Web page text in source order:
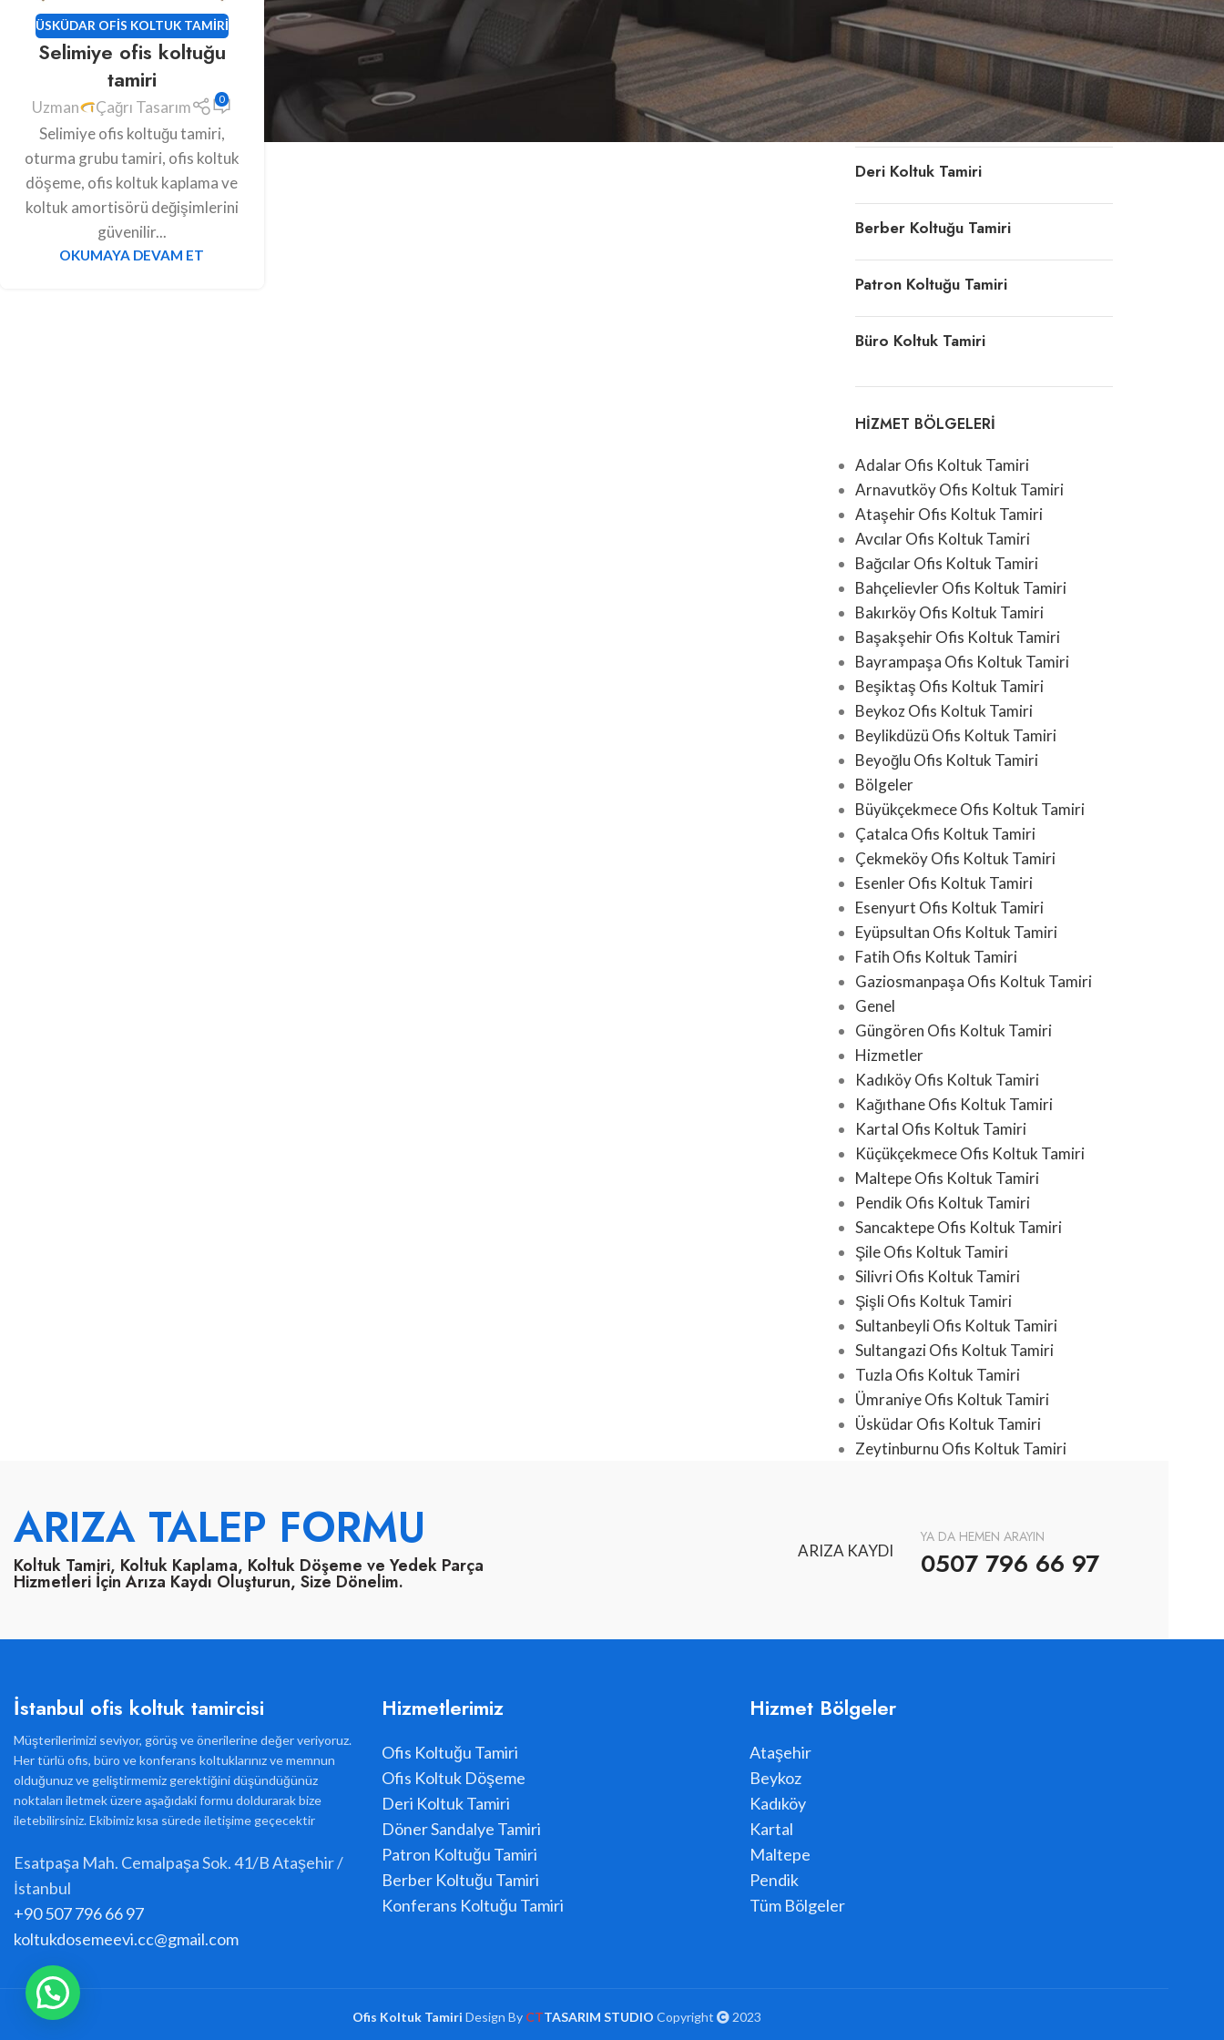
ÜSKÜDAR OFIS KOLTUK TAMIRI
Selimiye ofis koltuğu
tamiri
Uzman Çağrı Tasarım 0
Selimiye ofis koltuğu tamiri,
oturma grubu tamiri, ofis koltuk
döşeme, ofis koltuk kaplama ve
koltuk amortisörü değişimlerini
güvenilir...
OKUMAYA DEVAM ET
Döner Sandalye Tamiri
Ofis Koltuk Döşeme
Deri Koltuk Tamiri
Berber Koltuğu Tamiri
Patron Koltuğu Tamiri
Büro Koltuk Tamiri
HIZMET BÖLGELERI
Adalar Ofis Koltuk Tamiri
Arnavutköy Ofis Koltuk Tamiri
Ataşehir Ofis Koltuk Tamiri
Avcılar Ofis Koltuk Tamiri
Bağcılar Ofis Koltuk Tamiri
Bahçelievler Ofis Koltuk Tamiri
Bakırköy Ofis Koltuk Tamiri
Başakşehir Ofis Koltuk Tamiri
Bayrampaşa Ofis Koltuk Tamiri
Beşiktaş Ofis Koltuk Tamiri
Beykoz Ofis Koltuk Tamiri
Beylikdüzü Ofis Koltuk Tamiri
Beyoğlu Ofis Koltuk Tamiri
Bölgeler
Büyükçekmece Ofis Koltuk Tamiri
Çatalca Ofis Koltuk Tamiri
Çekmeköy Ofis Koltuk Tamiri
Esenler Ofis Koltuk Tamiri
Esenyurt Ofis Koltuk Tamiri
Eyüpsultan Ofis Koltuk Tamiri
Fatih Ofis Koltuk Tamiri
Gaziosmanpaşa Ofis Koltuk Tamiri
Genel
Güngören Ofis Koltuk Tamiri
Hizmetler
Kadıköy Ofis Koltuk Tamiri
Kağıthane Ofis Koltuk Tamiri
Kartal Ofis Koltuk Tamiri
Küçükçekmece Ofis Koltuk Tamiri
Maltepe Ofis Koltuk Tamiri
Pendik Ofis Koltuk Tamiri
Sancaktepe Ofis Koltuk Tamiri
Şile Ofis Koltuk Tamiri
Silivri Ofis Koltuk Tamiri
Şişli Ofis Koltuk Tamiri
Sultanbeyli Ofis Koltuk Tamiri
Sultangazi Ofis Koltuk Tamiri
Tuzla Ofis Koltuk Tamiri
Ümraniye Ofis Koltuk Tamiri
Üsküdar Ofis Koltuk Tamiri
Zeytinburnu Ofis Koltuk Tamiri
ARIZA TALEP FORMU
Koltuk Tamiri, Koltuk Kaplama, Koltuk Döşeme ve Yedek Parça
Hizmetleri İçin Arıza Kaydı Oluşturun, Size Dönelim.
ARIZA KAYDI
YA DA HEMEN ARAYIN
0507 796 66 97
İstanbul ofis koltuk tamircisi
Müşterilerimizi seviyor, görüş ve önerilerine değer veriyoruz.
Her türlü ofis, büro ve konferans koltuklarınız ve memnun
olduğunuz ve geliştirmemiz gerektiğini düşündüğünüz
noktaları iletmek üzere aşağıdaki formu doldurarak bize
iletebilirsiniz. Ekibimiz kısa sürede iletişime geçecektir
Esatpaşa Mah. Cemalpaşa Sok. 41/B Ataşehir /
İstanbul
+90 507 796 66 97
koltukdosemeevi.cc@gmail.com
Hizmetlerimiz
Ofis Koltuğu Tamiri
Ofis Koltuk Döşeme
Deri Koltuk Tamiri
Döner Sandalye Tamiri
Patron Koltuğu Tamiri
Berber Koltuğu Tamiri
Konferans Koltuğu Tamiri
Hizmet Bölgeler
Ataşehir
Beykoz
Kadıköy
Kartal
Maltepe
Pendik
Tüm Bölgeler
Ofis Koltuk Tamiri Design By CTTASARIM STUDIO Copyright 2023